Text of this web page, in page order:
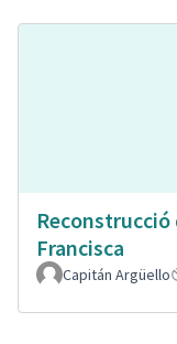
Reconstrucció
Francisca
Capitán Argüello